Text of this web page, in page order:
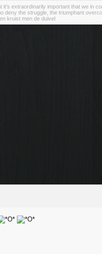
it’s extraordinarily important that we in
deny the struggle, the triumphant
kruist men de duivel